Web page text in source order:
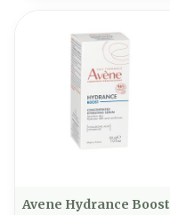
Avene Hydrance Boost